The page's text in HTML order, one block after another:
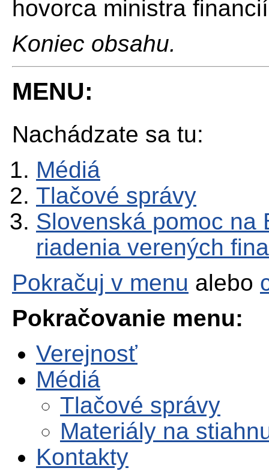
hovorca ministra financií
Koniec obsahu.
MENU:
Nachádzate sa tu:
Médiá
Tlačové správy
Slovenská pomoc na
riadenia verených
Pokračuj v menu alebo
Pokračovanie menu:
Verejnosť
Médiá
Tlačové správy
Materiály na
Kontakty